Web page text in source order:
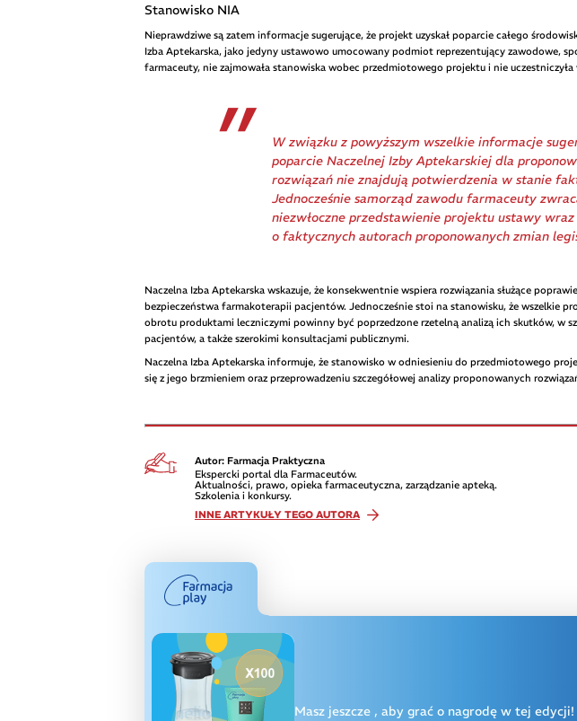
Stanowisko NIA
Nieprawdziwe są zatem informacje sugerujące, że projekt uzyskał poparcie całego
Izba Aptekarska, jako jedyny ustawowo umocowany podmiot reprezentujący zawodowe,
farmaceuty, nie zajmowała stanowiska wobec przedmiotowego projektu i nie uczestniczyła
W związku z powyższym wszelkie informacje
poparcie Naczelnej Izby Aptekarskiej dla
rozwiązań nie znajdują potwierdzenia w stanie
Jednocześnie samorząd zawodu farmaceuty
niezwłoczne przedstawienie projektu ustawy
o faktycznych autorach proponowanych zmian
Naczelna Izba Aptekarska wskazuje, że konsekwentnie wspiera rozwiązania służące
bezpieczeństwa farmakoterapii pacjentów. Jednocześnie stoi na stanowisku, że wszelkie
obrotu produktami leczniczymi powinny być poprzedzone rzetelną analizą ich skutków, w
pacjentów, a także szerokimi konsultacjami publicznymi.
Naczelna Izba Aptekarska informuje, że stanowisko w odniesieniu do przedmiotowego
się z jego brzmieniem oraz przeprowadzeniu szczegółowej analizy proponowanych
Autor: Farmacja Praktyczna
Ekspercki portal dla Farmaceutów.
Aktualności, prawo, opieka farmaceutyczna, zarządzanie apteką.
Szkolenia i konkursy.
INNE ARTYKUŁY TEGO AUTORA
Masz jeszcze , aby grać o nagrodę w tej